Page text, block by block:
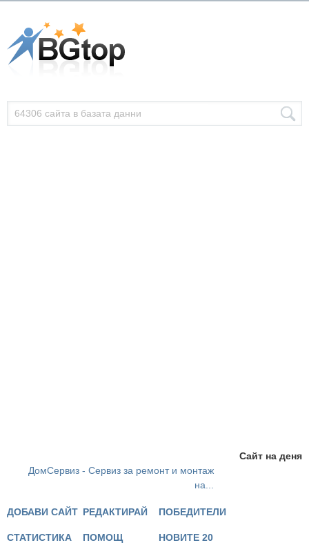
Сайт на деня
ДомСервиз - Сервиз за ремонт и монтаж
на...
ДОБАВИ САЙТ РЕДАКТИРАЙ ПОБЕДИТЕЛИ
СТАТИСТИКА ПОМОЩ НОВИТЕ 20